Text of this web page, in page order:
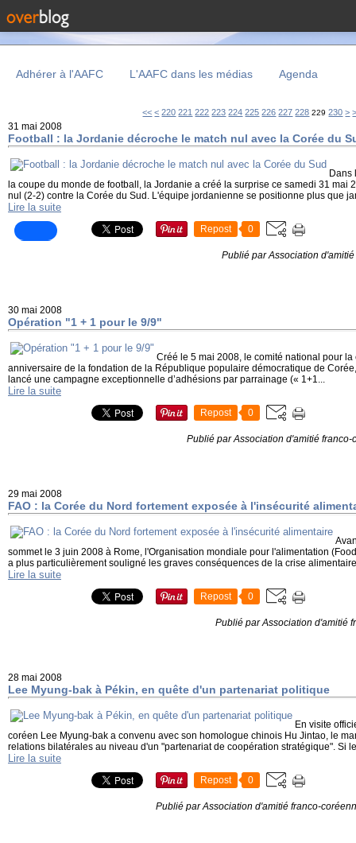
Adhérer à l'AAFC L'AAFC dans les médias Agenda
<< < 200
210
220 221 222 223 224 225 226 227 228 229 230 >
31 mai 2008
Football : la Jordanie décroche le match nul avec la Corée du
Dans
la coupe du monde de football, la Jordanie a créé la surprise ce samedi 31 mai
nul (2-2) contre la Corée du Sud. L'équipe jordanienne se positionne plus que
Lire la suite
Repost 0
Publié par Association
30 mai 2008
Opération "1 + 1 pour le 9/9"
Créé le 5 mai 2008, le comité national pour
anniversaire de la fondation de la République populaire démocratique de
lancé une campagne exceptionnelle d’adhésions par parrainage (« 1+1...
Lire la suite
Repost 0
Publié par Association d'amitié franco-
29 mai 2008
FAO : la Corée du Nord fortement exposée à l'insécurité
sommet le 3 juin 2008 à Rome, l'Organisation mondiale pour l'alimentation
a plus particulièrement souligné les graves conséquences de la crise
Lire la suite
Repost 0
Publié par Association d'amitié
28 mai 2008
Lee Myung-bak à Pékin, en quête d'un partenariat politique
En visite
coréen Lee Myung-bak a convenu avec son homologue chinois Hu Jintao, le
relations bilatérales au niveau d'un "partenariat de coopération stratégique". Si
Lire la suite
Repost 0
Publié par Association d'amitié franco-